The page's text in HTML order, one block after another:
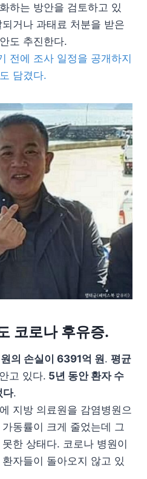
하는 방안을 검토하고 있
거나 과태료 처분을 받은
도 추진한다.
전에 조사 일정을 공개하지
담겼다.
코로나 후유증.
의 손실이 6391억 원. 평균
안고 있다. 5년 동안 환자 수
다.
지방 의료원을 감염병원으
동률이 크게 줄었는데 그
한 상태다. 코로나 병원이
자들이 돌아오지 않고 있